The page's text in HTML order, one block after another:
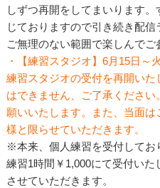
しずつ再開をしてまいります
じておりますので引き続き配信
ご無理のない範囲で楽しんでご
・【練習スタジオ】6月15日～
練習スタジオの受付を再開い
はできません、ご了承くださ
願いいたします。また、当面
様と限らせていただきます。
※本来、個人練習を受付してお
練習1時間￥1,000にて受付いた
させていただきます。